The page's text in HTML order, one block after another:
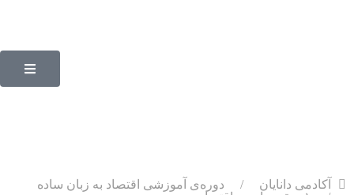
آکادمی دانایان
دوره‌ی آموزشی اقتصاد به زبان ساده